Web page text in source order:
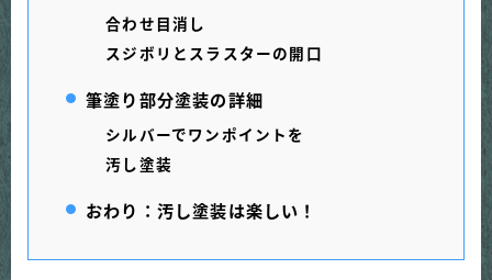
合わせ目消し
スジボリとスラスターの開口
筆塗り部分塗装の詳細
シルバーでワンポイントを
汚し塗装
おわり：汚し塗装は楽しい！